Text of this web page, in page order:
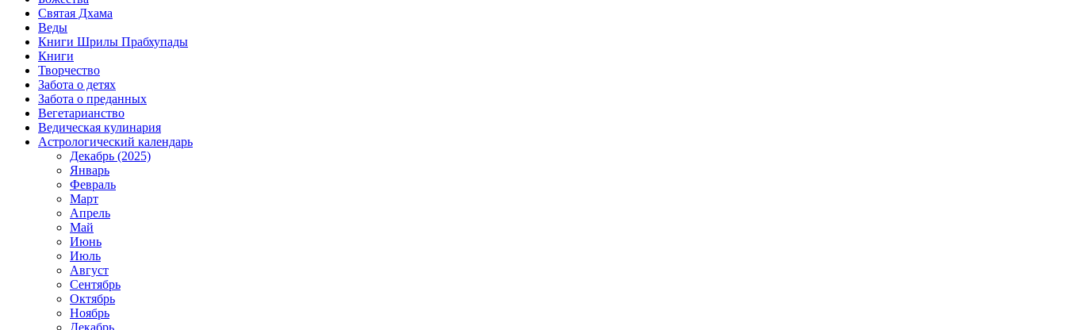
Святая Дхама
Веды
Книги Шрилы Прабхупады
Книги
Творчество
Забота о детях
Забота о преданных
Вегетарианство
Ведическая кулинария
Астрологический календарь
Декабрь (2025)
Январь
Февраль
Март
Апрель
Май
Июнь
Июль
Август
Сентябрь
Октябрь
Ноябрь